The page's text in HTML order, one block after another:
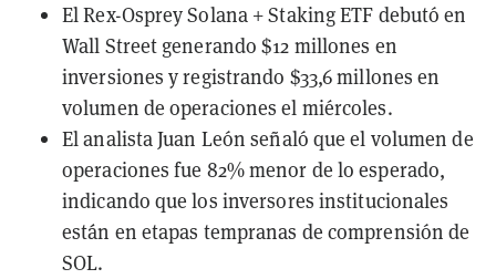
El Rex-Osprey Solana + Staking ETF debutó en
Wall Street generando $12 millones en
inversiones y registrando $33,6 millones en
volumen de operaciones el miércoles.
El analista Juan León señaló que el volumen de
operaciones fue 82% menor de lo esperado,
indicando que los inversores institucionales
están en etapas tempranas de comprensión de
SOL.